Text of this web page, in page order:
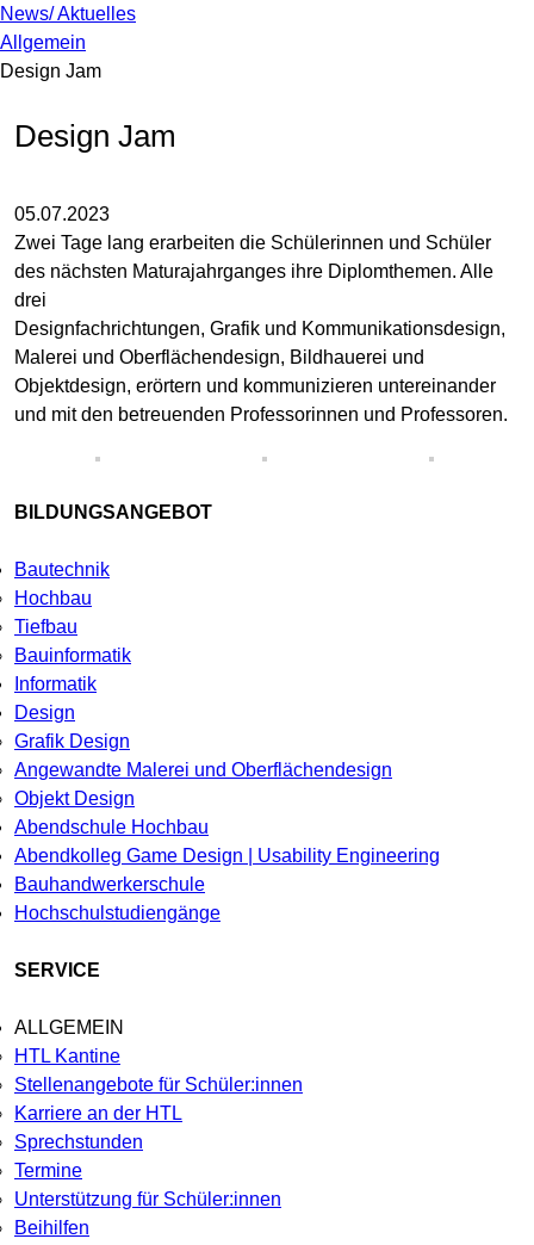
News/ Aktuelles
Allgemein
Design Jam
Design Jam
05.07.2023
Zwei Tage lang erarbeiten die Schülerinnen und Schüler
des nächsten Maturajahrganges ihre Diplomthemen. Alle
drei
Designfachrichtungen, Grafik und Kommunikationsdesign,
Malerei und Oberflächendesign, Bildhauerei und
Objektdesign, erörtern und kommunizieren untereinander
und mit den betreuenden Professorinnen und Professoren.⁠
BILDUNGSANGEBOT
Bautechnik
Hochbau
Tiefbau
Bauinformatik
Informatik
Design
Grafik Design
Angewandte Malerei und Oberflächendesign
Objekt Design
Abendschule Hochbau
Abendkolleg Game Design | Usability Engineering
Bauhandwerkerschule
Hochschulstudiengänge
SERVICE
ALLGEMEIN
HTL Kantine
Stellenangebote für Schüler:innen
Karriere an der HTL
Sprechstunden
Termine
Unterstützung für Schüler:innen
Beihilfen